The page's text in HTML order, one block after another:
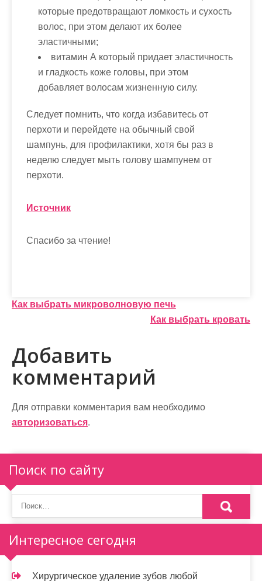
которые предотвращают ломкость и сухость
волос, при этом делают их более
эластичными;
витамин А который придает эластичность
и гладкость коже головы, при этом
добавляет волосам жизненную силу.
Следует помнить, что когда избавитесь от
перхоти и перейдете на обычный свой
шампунь, для профилактики, хотя бы раз в
неделю следует мыть голову шампунем от
перхоти.
Источник
Спасибо за чтение!
Н
в
и
а
и
я
п
о
з
а
Как выбрать микроволновую печь
Как выбрать кровать
Добавить
комментарий
Для отправки комментария вам необходимо
авторизоваться.
Поиск по сайту
Интересное сегодня
Хирургическое удаление зубов любой